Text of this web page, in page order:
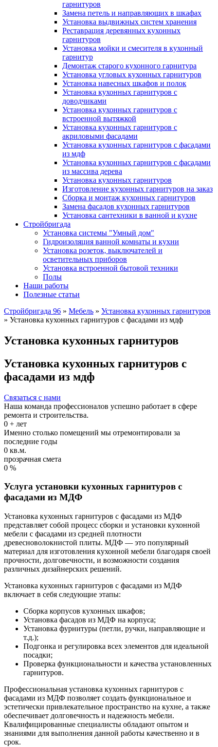
гарнитуров
Замена петель и направляющих в шкафах
Установка выдвижных систем хранения
Реставрация деревянных кухонных
гарнитуров
Установка мойки и смесителя в кухонный
гарнитур
Демонтаж старого кухонного гарнитура
Установка угловых кухонных гарнитуров
Установка навесных шкафов и полок
Установка кухонных гарнитуров с
доводчиками
Установка кухонных гарнитуров с
встроенной вытяжкой
Установка кухонных гарнитуров с
акриловыми фасадами
Установка кухонных гарнитуров с фасадами
из мдф
Установка кухонных гарнитуров с фасадами
из массива дерева
Установка кухонных гарнитуров
Изготовление кухонных гарнитуров на заказ
Сборка и монтаж кухонных гарнитуров
Замена фасадов кухонных гарнитуров
Установка сантехники в ванной и кухне
Стройбригада
Установка системы "Умный дом"
Гидроизоляция ванной комнаты и кухни
Установка розеток, выключателей и
осветительных приборов
Установка встроенной бытовой техники
Полы
Наши работы
Полезные статьи
Стройбригада 96 » Мебель » Установка кухонных гарнитуров
» Установка кухонных гарнитуров с фасадами из мдф
Установка кухонных гарнитуров
Установка кухонных гарнитуров с
фасадами из мдф
Связаться с нами
Наша команда профессионалов успешно работает в сфере
ремонта и строительства.
0 + лет
Именно столько помещений мы отремонтировали за
последние годы
0 кв.м.
прозрачная смета
0 %
Услуга установки кухонных гарнитуров с
фасадами из МДФ
Установка кухонных гарнитуров с фасадами из МДФ
представляет собой процесс сборки и установки кухонной
мебели с фасадами из средней плотности
древесноволокнистой плиты. МДФ — это популярный
материал для изготовления кухонной мебели благодаря своей
прочности, долговечности, и возможности создания
различных дизайнерских решений.
Установка кухонных гарнитуров с фасадами из МДФ
включает в себя следующие этапы:
Сборка корпусов кухонных шкафов;
Установка фасадов из МДФ на корпуса;
Установка фурнитуры (петли, ручки, направляющие и
т.д.);
Подгонка и регулировка всех элементов для идеальной
посадки;
Проверка функциональности и качества установленных
гарнитуров.
Профессиональная установка кухонных гарнитуров с
фасадами из МДФ позволяет создать функциональное и
эстетически привлекательное пространство на кухне, а также
обеспечивает долговечность и надежность мебели.
Квалифицированные специалисты обладают опытом и
знаниями для выполнения данной работы качественно и в
срок.